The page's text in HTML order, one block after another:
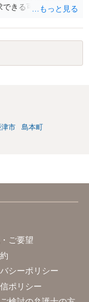
できる可能性があり
くい傾向です。ただ
どは、交渉上、解決
ょう。まずは実費
市
島本町
ご要望
シーポリシー
ポリシー